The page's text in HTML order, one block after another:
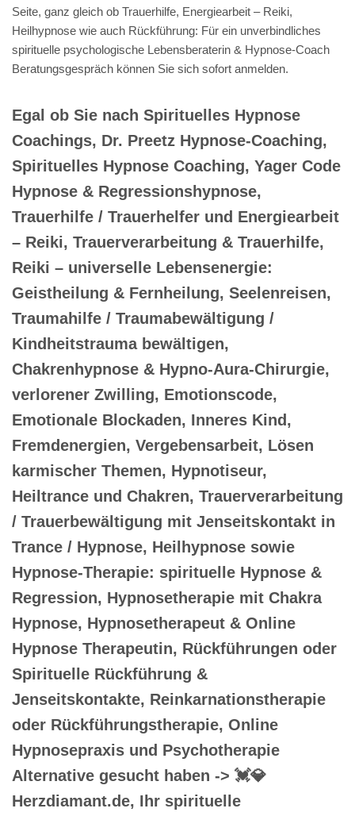
Seite, ganz gleich ob Trauerhilfe, Energiearbeit – Reiki,
Heilhypnose wie auch Rückführung: Für ein unverbindliches
spirituelle psychologische Lebensberaterin & Hypnose-Coach
Beratungsgespräch können Sie sich sofort anmelden.
Egal ob Sie nach Spirituelles Hypnose
Coachings, Dr. Preetz Hypnose-Coaching,
Spirituelles Hypnose Coaching, Yager Code
Hypnose & Regressionshypnose,
Trauerhilfe / Trauerhelfer und Energiearbeit
– Reiki, Trauerverarbeitung & Trauerhilfe,
Reiki – universelle Lebensenergie:
Geistheilung & Fernheilung, Seelenreisen,
Traumahilfe / Traumabewältigung /
Kindheitstrauma bewältigen,
Chakrenhypnose & Hypno-Aura-Chirurgie,
verlorener Zwilling, Emotionscode,
Emotionale Blockaden, Inneres Kind,
Fremdenergien, Vergebensarbeit, Lösen
karmischer Themen, Hypnotiseur,
Heiltrance und Chakren, Trauerverarbeitung
/ Trauerbewältigung mit Jenseitskontakt in
Trance / Hypnose, Heilhypnose sowie
Hypnose-Therapie: spirituelle Hypnose &
Regression, Hypnosetherapie mit Chakra
Hypnose, Hypnosetherapeut & Online
Hypnose Therapeutin, Rückführungen oder
Spirituelle Rückführung &
Jenseitskontakte, Reinkarnationstherapie
oder Rückführungstherapie, Online
Hypnosepraxis und Psychotherapie
Alternative gesucht haben -> 💓️💎
Herzdiamant.de, Ihr spirituelle